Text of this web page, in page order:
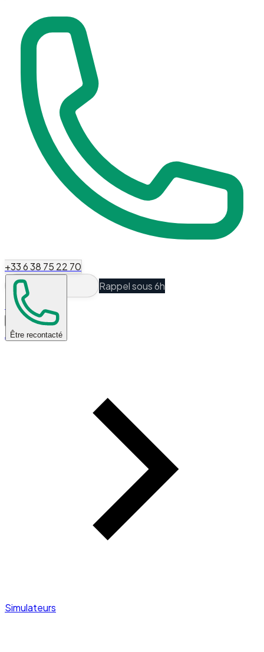
+33 6 38 75 22 70
Être recontacté
Rappel sous 6h
Espace Client
Accueil
Simulateurs